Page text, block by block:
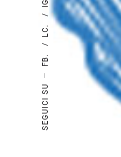
SEGUICI SU
—
FB.
LC.